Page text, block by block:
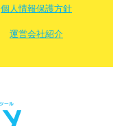
個人情報保護方針
運営会社紹介